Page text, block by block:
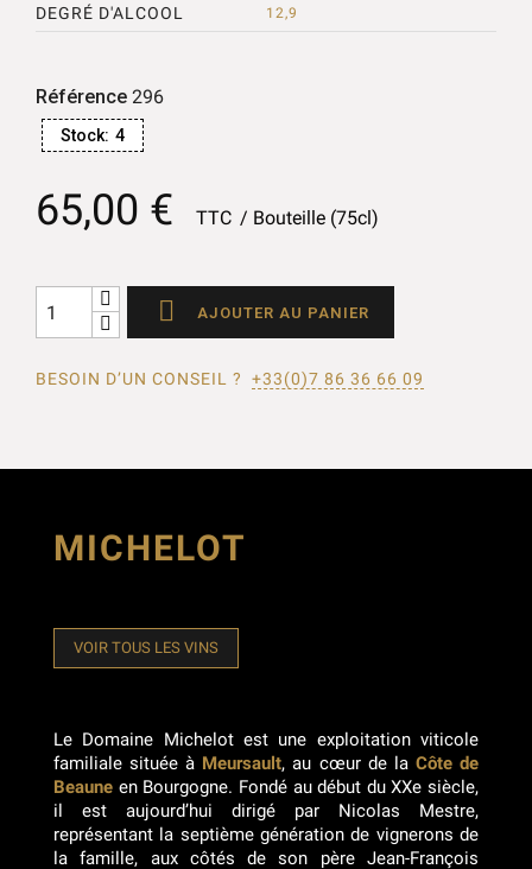
DEGRÉ D'ALCOOL 12,9
Référence 296
Stock: 4
65,00 € TTC Bouteille (75cl)
 AJOUTER AU PANIER
BESOIN D’UN CONSEIL ? +33(0)7 86 36 66 09
MICHELOT
VOIR TOUS LES VINS
Le Domaine Michelot est une exploitation viticole
familiale située à Meursault, au cœur de la Côte de
Beaune en Bourgogne. Fondé au début du XXe siècle,
il est aujourd’hui dirigé par Nicolas Mestre,
représentant la septième génération de vignerons de
la famille, aux côtés de son père Jean-François